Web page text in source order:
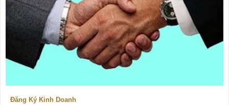
Đăng Ký Kinh Doanh